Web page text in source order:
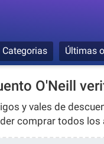
Categorias Últimas
O'Neill
y vales de
comprar todos los